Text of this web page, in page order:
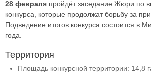
28 февраля пройдёт заседание Жюри по
конкурса, которые продолжат борьбу за
Подведение итогов конкурса состоится в
года.
Территория
Площадь конкурсной территории: 14,8